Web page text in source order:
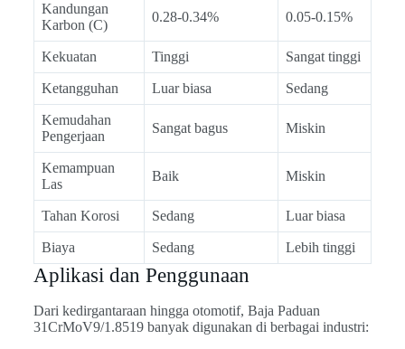
Kandungan
Karbon (C)
0.28-0.34% 0.05-0.15%
Kekuatan Tinggi Sangat tinggi
Ketangguhan Luar biasa Sedang
Kemudahan
Pengerjaan
Sangat bagus Miskin
Kemampuan
Las
Baik Miskin
Tahan Korosi Sedang Luar biasa
Biaya Sedang Lebih tinggi
Aplikasi dan Penggunaan
Dari kedirgantaraan hingga otomotif, Baja Paduan
31CrMoV9/1.8519 banyak digunakan di berbagai industri: